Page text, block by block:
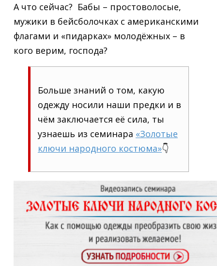
А что сейчас? Бабы – простоволосые,
мужики в бейсболочках с американскими
флагами и «пидарках» молодёжных – в
кого верим, господа?
Больше знаний о том, какую
одежду носили наши предки и в
чём заключается её сила, ты
узнаешь из семинара «Золотые
ключи народного костюма»👇